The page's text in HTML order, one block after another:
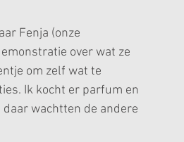
Fenja (onze
over wat ze
om zelf wat te
Ik kocht er parfum en
wachtten de andere